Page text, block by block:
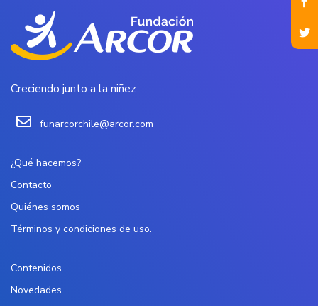
Creciendo junto a la niñez
funarcorchile@arcor.com
¿Qué hacemos?
Contacto
Quiénes somos
Términos y condiciones de uso.
Contenidos
Novedades